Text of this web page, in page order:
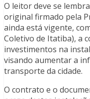
O leitor deve se
original firmado pela
ainda está vigente,
Coletivo de Itatiba), a
investimentos na
visando aumentar a
transporte da cidade.
O contrato e o